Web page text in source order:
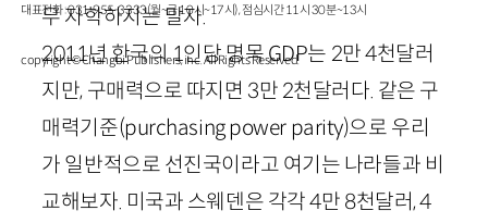
무 자학하지는 말자.
2011년 한국의1인당 명목GDP는 2만4천달러
지만, 구매력으로 따지면 3만 2천달러다. 같은 구
매력기준(purchasing power parity)으로 우리
가 일반적으로 선진국이라고 여기는 나라들과 비
교해보자. 미국과 스웨덴은 각각4만 8천달러,4
대표전화 : 031-955-3333(월~금 10시~17시), 점심시간 11시 30분~13시
copyright © Changbi Publishers, inc. All Rights Reserved.